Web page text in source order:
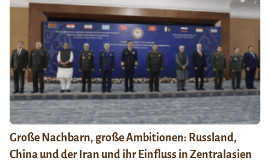
Große Nachbarn, große Ambitionen: Russland,
China und der Iran und ihr Einfluss in Zentralasien